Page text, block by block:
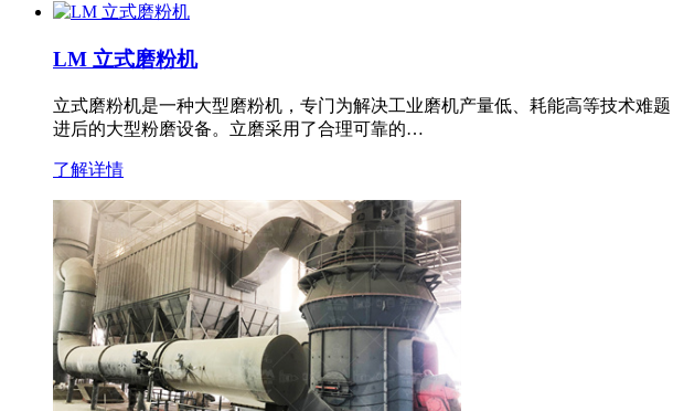
LM 立式磨粉机
立式磨粉机是一种大型磨粉机，专门为解决工业磨机产量低、耗能高等技术难
进后的大型粉磨设备。立磨采用了合理可靠的…
了解详情